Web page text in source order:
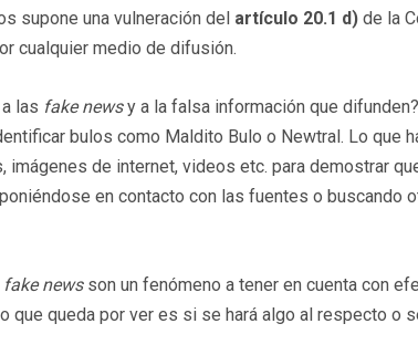
supone una vulneración del artículo 20.1 d) de la
cualquier medio de difusión.
las fake newsy a la falsa información que
bulos como Maldito Bulo o Newtral. Lo que
imágenes de internet, videos etc. para demostrar
en contacto con las fuentes o buscando
fake newsson un fenómeno a tener en cuenta con
que queda por ver es si se hará algo al respecto o